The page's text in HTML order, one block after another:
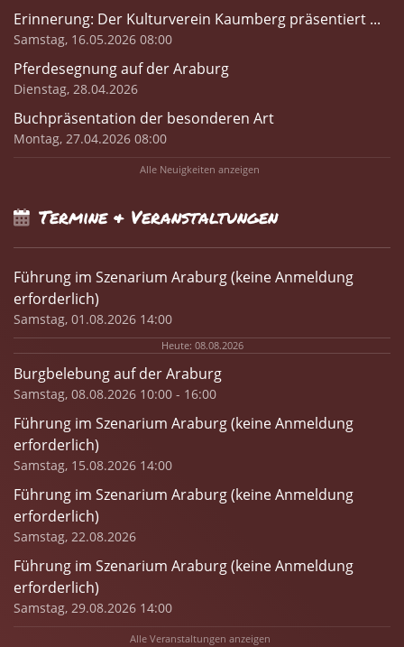
Erinnerung: Der Kulturverein Kaumberg präsentiert ...
Samstag, 16.05.2026 08:00
Pferdesegnung auf der Araburg
Dienstag, 28.04.2026
Buchpräsentation der besonderen Art
Montag, 27.04.2026 08:00
Alle Neuigkeiten anzeigen
Termine & Veranstaltungen
Führung im Szenarium Araburg (keine Anmeldung
erforderlich)
Samstag, 01.08.2026 14:00
Heute: 08.08.2026
Burgbelebung auf der Araburg
Samstag, 08.08.2026 10:00 - 16:00
Führung im Szenarium Araburg (keine Anmeldung
erforderlich)
Samstag, 15.08.2026 14:00
Führung im Szenarium Araburg (keine Anmeldung
erforderlich)
Samstag, 22.08.2026
Führung im Szenarium Araburg (keine Anmeldung
erforderlich)
Samstag, 29.08.2026 14:00
Alle Veranstaltungen anzeigen